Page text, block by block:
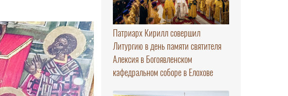
Патриарх Кирилл совершил
Литургию в день памяти святителя
Алексия в Богоявленском
кафедральном соборе в Елохове